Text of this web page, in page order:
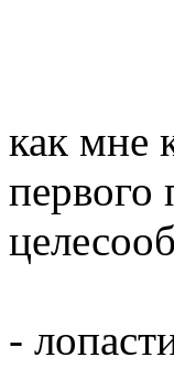
как мне
первого
-